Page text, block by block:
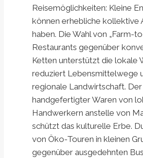
Reisemöglichkeiten: Kleine
können erhebliche kollektive
haben. Die Wahl von „Farm-
Restaurants gegenüber
Ketten unterstützt die lokale
reduziert Lebensmittelwege
regionale Landwirtschaft.
handgefertigter Waren von
Handwerkern anstelle von
schützt das kulturelle Erbe.
von Öko-Touren in kleinen
gegenüber ausgedehnten